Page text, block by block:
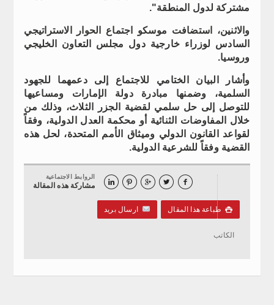
مشتركة لدول المنطقة".
والاثنين، استضافت موسكو اجتماع الحوار الاستراتيجي
السادس لوزراء خارجية دول مجلس التعاون الخليجي
وروسيا.
وأشار البيان الختامي للاجتماع إلى دعمهما للجهود
السلمية، وضمنها مبادرة دولة الإمارات ومساعيها
للتوصل إلى حل سلمي لقضية الجزر الثلاث، وذلك من
خلال المفاوضات الثنائية أو محكمة العدل الدولية، وفقاً
لقواعد القانون الدولي وميثاق الأمم المتحدة، لحل هذه
القضية وفقاً للشرعية الدولية.
الروابط الاجتماعية
مشاركة هذه المقالة 




طباعة هذا المقال ارسال بريد
الكاتب